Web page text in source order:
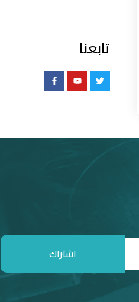
تابعنا
اشتراك